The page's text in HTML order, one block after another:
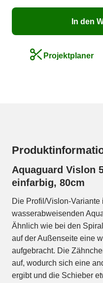
In den
Projektplaner
Aquaguard Vislon
einfarbig, 80cm
Die Profil/Vislon-Variante
wasserabweisenden
Ähnlich wie bei den
auf der Außenseite eine
aufgebracht. Die
auf, wodurch sich eine
ergibt und die Schieber